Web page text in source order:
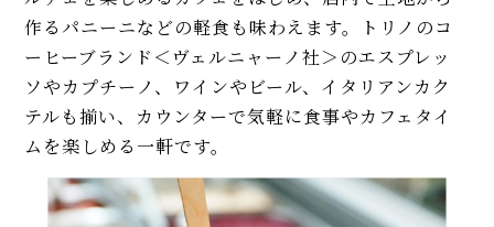
作るパニーニなどの軽食も味わえます。トリノのコ
ーヒーブランド＜ヴェルニャーノ社＞のエスプレッ
ソやカプチーノ、ワインやビール、イタリアンカク
テルも揃い、カウンターで気軽に食事やカフェタイ
ムを楽しめる一軒です。